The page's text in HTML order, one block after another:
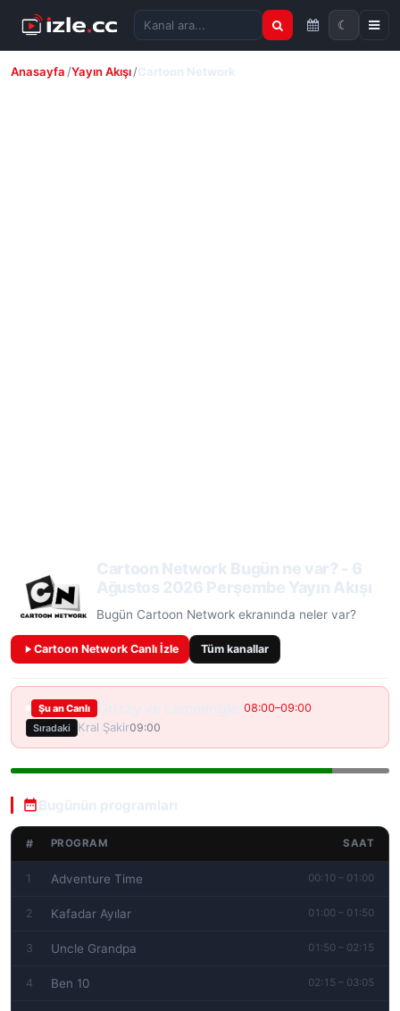
Kanal ara
☾
Anasayfa Yayın Akışı
Bugün Cartoon Network ekranında neler var?
Cartoon Network Canlı İzle Tüm kanallar
Şu an Canlı 08:00–09:00
Sıradaki Kral Şakir09:00
# PROGRAM SAAT
1 Adventure Time 00:10 – 01:00
2 Kafadar Ayılar 01:00 – 01:50
3 Uncle Grandpa 01:50 – 02:15
4 Ben 10 02:15 – 03:05